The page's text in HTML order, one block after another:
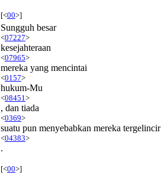
[<00>]
Sungguh besar
<07227>
kesejahteraan
<07965>
mereka yang mencintai
<0157>
hukum-Mu
<08451 >
, dan tiada
<0369>
suatu pun menyebabkan mereka tergelincir
<04383>
.
[<00>]